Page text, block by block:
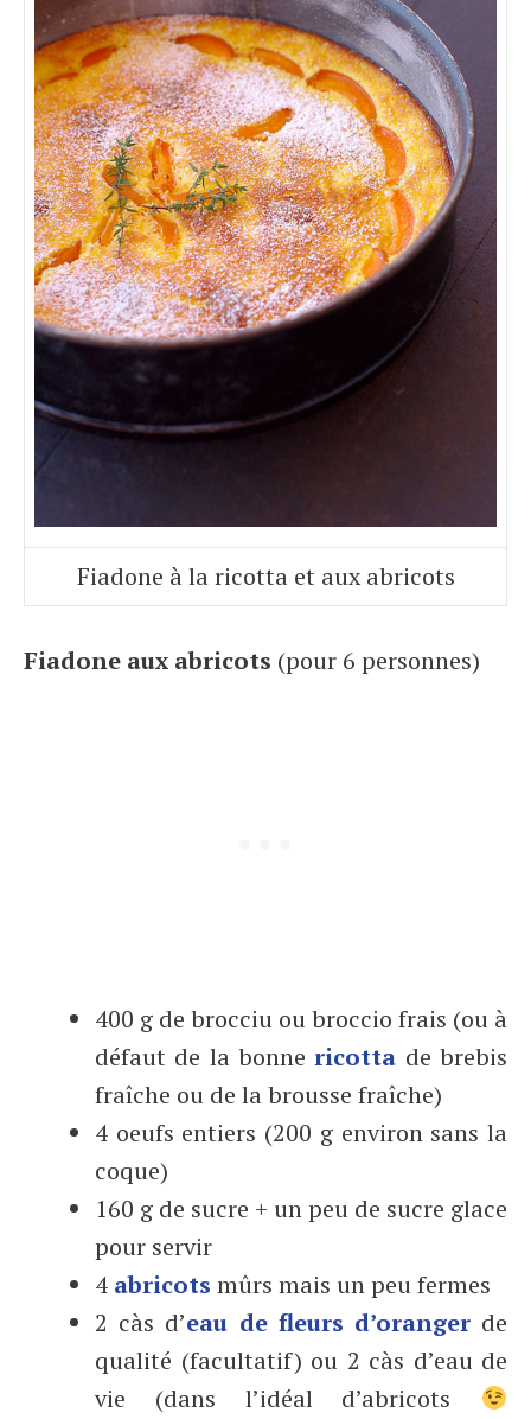
Fiadone à la ricotta et aux abricots
Fiadone aux abricots (pour 6 personnes)
400 g de brocciu ou broccio frais (ou à
défaut de la bonnericotta de brebis
fraîche ou de la brousse fraîche)
4 oeufs entiers (200 g environ sans la
coque)
160 g de sucre + un peu de sucre glace
pour servir
4 abricots mûrs mais un peu fermes
2 càs d’eau de fleurs d’orangerde
qualité (facultatif) ou 2 càs d’eau de
vie (dans l’idéal d’abricots